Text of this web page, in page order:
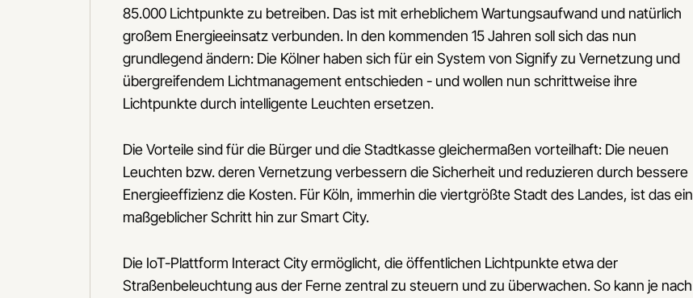
85.000 Lichtpunkte zu betreiben. Das ist mit erheblichem Wartungsaufwand und natürlich
großem Energieeinsatz verbunden. In den kommenden 15 Jahren soll sich das nun
grundlegend ändern: Die Kölner haben sich für ein System von Signify zu Vernetzung und
übergreifendem Lichtmanagement entschieden - und wollen nun schrittweise ihre
Lichtpunkte durch intelligente Leuchten ersetzen.
Die Vorteile sind für die Bürger und die Stadtkasse gleichermaßen vorteilhaft: Die neuen
Leuchten bzw. deren Vernetzung verbessern die Sicherheit und reduzieren durch bessere
Energieeffizienz die Kosten. Für Köln, immerhin die viertgrößte Stadt des Landes, ist das ein
maßgeblicher Schritt hin zur Smart City.
Die IoT-Plattform Interact City ermöglicht, die öffentlichen Lichtpunkte etwa der
Straßenbeleuchtung aus der Ferne zentral zu steuern und zu überwachen. So kann je nach